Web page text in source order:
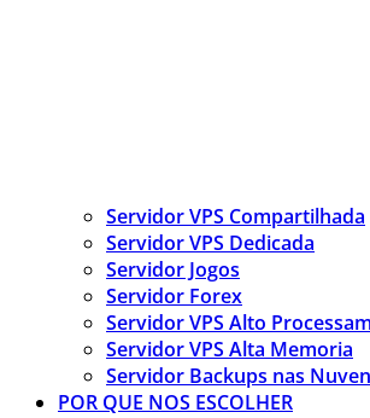
Servidor VPS Compartilhada
Servidor VPS Dedicada
Servidor Jogos
Servidor Forex
Servidor VPS Alto
Servidor VPS Alta Memoria
Servidor Backups nas
POR QUE NOS ESCOLHER